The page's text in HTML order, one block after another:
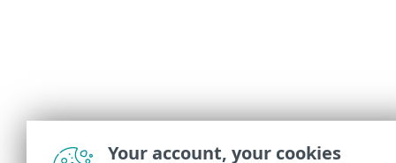
Your account, your cookies